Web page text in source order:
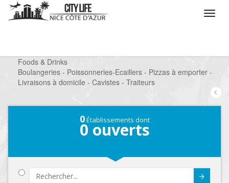
Foods & Drinks
/
Boulangeries - Poissonneries-Ecaillers - Pizzas à emporter -
Livraisons à domicile - Cavistes - Traiteurs
0Établissements dont
0 ouverts